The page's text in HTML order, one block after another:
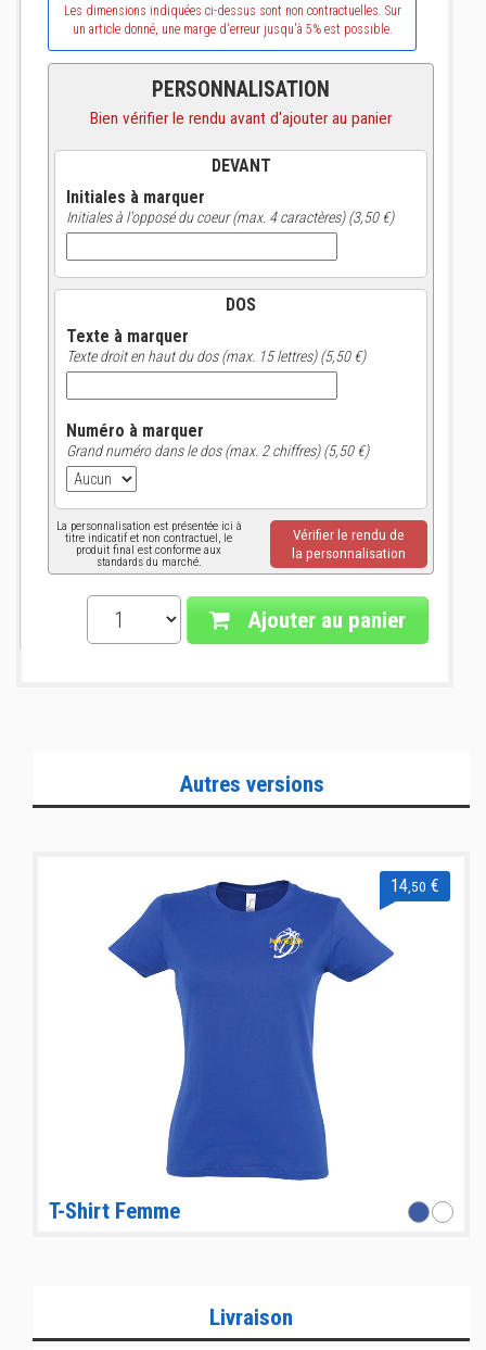
Les dimensions indiquées ci-dessus sont non contractuelles. Sur
un article donné, une marge d'erreur jusqu'à 5% est possible.
PERSONNALISATION
Bien vérifier le rendu avant d'ajouter au panier
DEVANT
Initiales à marquer
Initiales à l'opposé du coeur (max. 4 caractères) (3,50 €)
DOS
Texte à marquer
Texte droit en haut du dos (max. 15 lettres) (5,50 €)
Numéro à marquer
Grand numéro dans le dos (max. 2 chiffres) (5,50 €)
La personnalisation est présentée ici à
titre indicatif et non contractuel, le
produit final est conforme aux
standards du marché.
Vérifier le rendu de
la personnalisation
Ajouter au panier
Autres versions
14 ,50 €
T-Shirt Femme
Livraison